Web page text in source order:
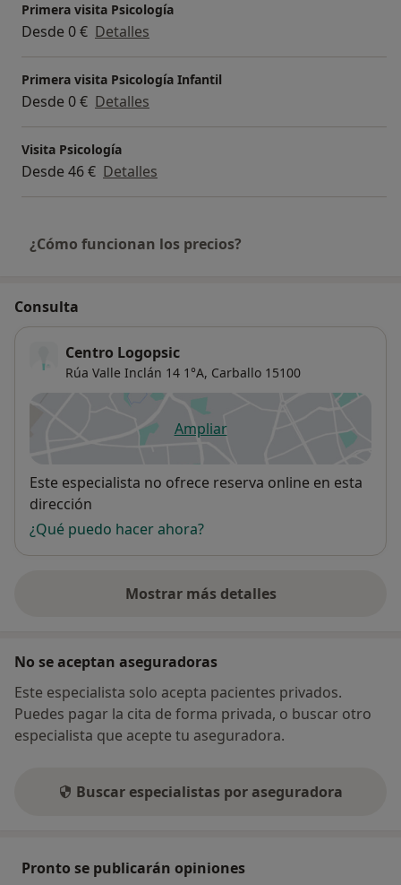
Primera visita Psicología
Desde 0 € Detalles
Primera visita Psicología Infantil
Desde 0 € Detalles
Visita Psicología
Desde 46 € Detalles
¿Cómo funcionan los precios?
Consulta
Centro Logopsic
Rúa Valle Inclán 14 1°A, Carballo 15100
Ampliarse abre en una nueva
Disponibilidad
Este especialista no ofrece reserva online en esta
dirección
¿Qué puedo hacer ahora?
Mostrar más detalles
sobre la dirección
No se aceptan aseguradoras
Este especialista solo acepta pacientes privados.
Puedes pagar la cita de forma privada, o buscar otro
especialista que acepte tu aseguradora.
Buscar especialistas por aseguradora
Pronto se publicarán opiniones